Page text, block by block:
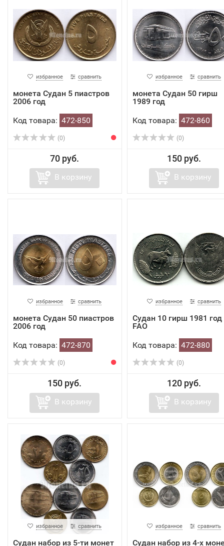
избранное сравнить
монета Судан 5 пиастров
2006 год
Код товара: 472-850
(0)
70 руб.
В корзину
избранное сравнить
монета Судан 50 гирш
1989 год
Код товара: 472-860
(0)
150 руб.
В корзину
избранное сравнить
монета Судан 50 пиастров
2006 год
Код товара: 472-870
(0)
150 руб.
В корзину
избранное сравнить
Судан 10 гирш 1981 год
FAO
Код товара: 472-880
(0)
120 руб.
В корзину
избранное сравнить
Судан набор из 5-ти монет
избранное сравнить
Судан набор из 4-х